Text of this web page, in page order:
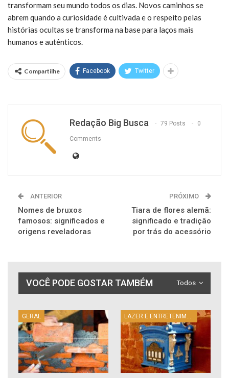
transformam seu mundo todos os dias. Novos caminhos se
abrem quando a curiosidade é cultivada e o respeito pelas
histórias ocultas se transforma na base para laços mais
humanos e autênticos.
Compartilhe Facebook Twitter
Redação Big Busca 79 Posts 0
Comments
ANTERIOR
Nomes de bruxos
famosos: significados e
origens reveladoras
PRÓXIMO
Tiara de flores alemã:
significado e tradição
por trás do acessório
Todos
VOCÊ PODE GOSTAR TAMBÉM
GERAL LAZER E ENTRETENIMENTO